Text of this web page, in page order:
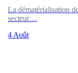
La dématérialisation
secteur…
4 Août